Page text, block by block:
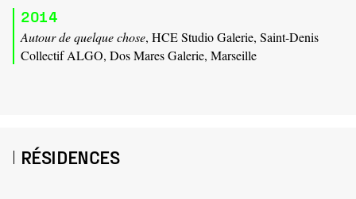
2014
Autour de quelque chose, HCE Studio Galerie, Saint-Denis
Collectif ALGO, Dos Mares Galerie, Marseille
RÉSIDENCES